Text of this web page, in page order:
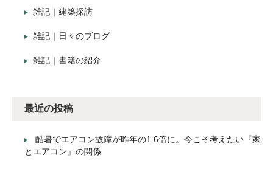
雑記｜建築探訪
雑記｜日々のブログ
雑記｜書籍の紹介
最近の投稿
酷暑でエアコン故障が昨年の1.6倍に。今こそ考えたい『家
とエアコン』の関係